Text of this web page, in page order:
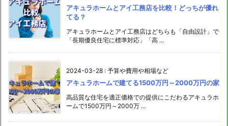
アキュラホームとアイ工務店を比較！どっちが優れ
てる？
アキュラホームとアイ工務店はどちらも「自由設計」で
「長期優良住宅に標準対応」「高 ...
2024-03-28 : 予算や費用や相場など
アキュラホームで建てる1500万円～2000万円の家
高品質な住宅を適正価格での提供にこだわるアキュラホ
ームで1500万円～2000万 ...